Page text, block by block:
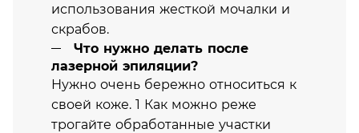
использования жесткой мочалки и
скрабов.
Что нужно делать после
лазерной эпиляции?
Нужно очень бережно относиться к
своей коже. 1 Как можно реже
трогайте обработанные участки